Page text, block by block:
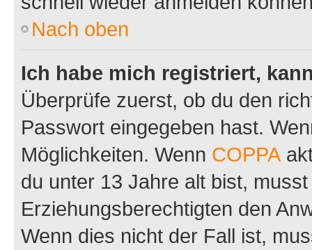
Nach oben
Ich habe mich registriert,
Überprüfe zuerst, ob du den
Passwort eingegeben hast.
Möglichkeiten. Wenn COPPA
du unter 13 Jahre alt bist,
Erziehungsberechtigten den
Wenn dies nicht der Fall ist,